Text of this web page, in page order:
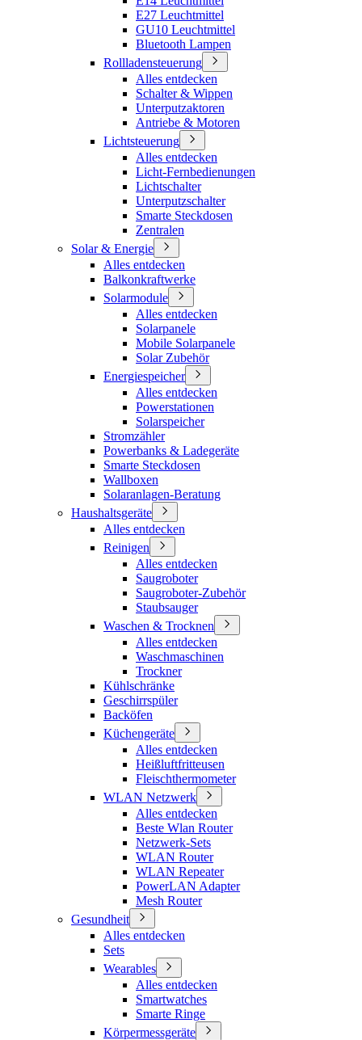
E27 Leuchtmittel
GU10 Leuchtmittel
Bluetooth Lampen
Rollladensteuerung
Alles entdecken
Schalter & Wippen
Unterputzaktoren
Antriebe & Motoren
Lichtsteuerung
Alles entdecken
Licht-Fernbedienungen
Lichtschalter
Unterputzschalter
Smarte Steckdosen
Zentralen
Solar & Energie
Alles entdecken
Balkonkraftwerke
Solarmodule
Alles entdecken
Solarpanele
Mobile Solarpanele
Solar Zubehör
Energiespeicher
Alles entdecken
Powerstationen
Solarspeicher
Stromzähler
Powerbanks & Ladegeräte
Smarte Steckdosen
Wallboxen
Solaranlagen-Beratung
Haushaltsgeräte
Alles entdecken
Reinigen
Alles entdecken
Saugroboter
Saugroboter-Zubehör
Staubsauger
Waschen & Trocknen
Alles entdecken
Waschmaschinen
Trockner
Kühlschränke
Geschirrspüler
Backöfen
Küchengeräte
Alles entdecken
Heißluftfritteusen
Fleischthermometer
WLAN Netzwerk
Alles entdecken
Beste Wlan Router
Netzwerk-Sets
WLAN Router
WLAN Repeater
PowerLAN Adapter
Mesh Router
Gesundheit
Alles entdecken
Sets
Wearables
Alles entdecken
Smartwatches
Smarte Ringe
Körpermessgeräte